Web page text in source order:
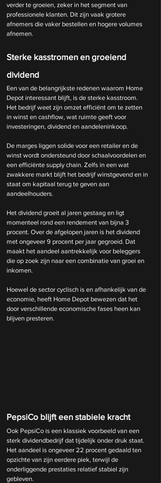
verder te groeien, zeker in het segment van
professionele klanten. Dit zijn vaak grotere
afnemers die vaker bestellen en hogere volumes
afnemen.
Sterke kasstromen en groeiend
dividend
Een van de belangrijkste redenen waarom Home
Depot interessant blijft, is de sterke kasstroom.
Het bedrijf weet zijn omzet efficiënt om te zetten
in winst en cashflow, wat ruimte geeft voor
investeringen, dividend en aandeleninkoop.
De marges liggen solide voor een retailer en de
winst wordt ondersteund door schaalvoordelen en
een efficiënte supply chain. Zelfs in een wat
zwakkere markt blijft het bedrijf winstgevend en in
staat om kapitaal terug te geven aan
aandeelhouders.
Het dividend groeit al jaren gestaag en ligt
momenteel rond een rendement van bijna 3
procent. Over de afgelopen jaren is het dividend
met ongeveer 9 procent per jaar gegroeid. Dat
maakt het aandeel aantrekkelijk voor beleggers
die op zoek zijn naar een combinatie van groei en
inkomen.
Hoewel de sector cyclisch is en afhankelijk van de
economie, heeft Home Depot bewezen dat het
door verschillende economische fases heen kan
blijven presteren.
PepsiCo blijft een stabiele kracht
Ook PepsiCo is een klassiek voorbeeld van een
sterk dividendbedrijf dat tijdelijk onder druk staat.
Het aandeel is ongeveer 22 procent gedaald ten
opzichte van zijn eerdere piek, terwijl de
onderliggende prestaties relatief stabiel zijn
gebleven.